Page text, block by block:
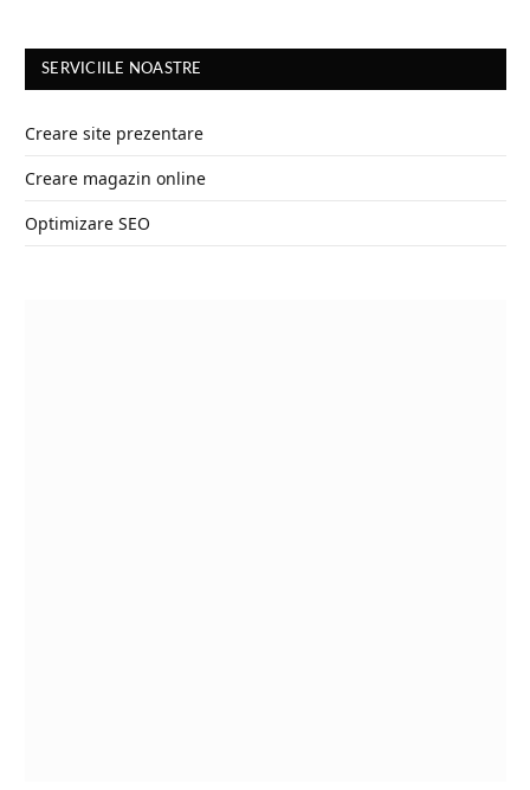
SERVICIILE NOASTRE
Creare site prezentare
Creare magazin online
Optimizare SEO